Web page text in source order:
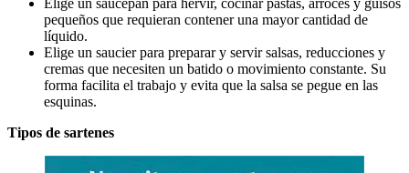
Elige un saucepan para hervir, cocinar pastas, arroces y guisos
pequeños que requieran contener una mayor cantidad de
líquido.
Elige un saucier para preparar y servir salsas, reducciones y
cremas que necesiten un batido o movimiento constante. Su
forma facilita el trabajo y evita que la salsa se pegue en las
esquinas.
Tipos de sartenes